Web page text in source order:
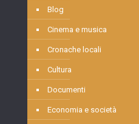
Blog
Cinema e musica
Cronache locali
Cultura
Documenti
Economia e società